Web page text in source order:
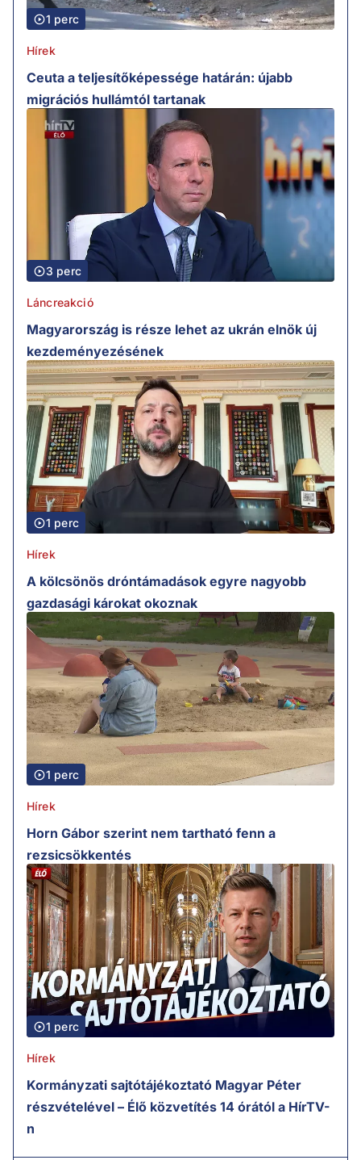
1 perc
Hírek
Ceuta a teljesítőképessége határán: újabb
migrációs hullámtól tartanak
3 perc
Láncreakció
Magyarország is része lehet az ukrán elnök új
kezdeményezésének
1 perc
Hírek
A kölcsönös dróntámadások egyre nagyobb
gazdasági károkat okoznak
1 perc
Hírek
Horn Gábor szerint nem tartható fenn a
rezsicsökkentés
1 perc
Hírek
Kormányzati sajtótájékoztató Magyar Péter
részvételével – Élő közvetítés 14 órától a HírTV-
n